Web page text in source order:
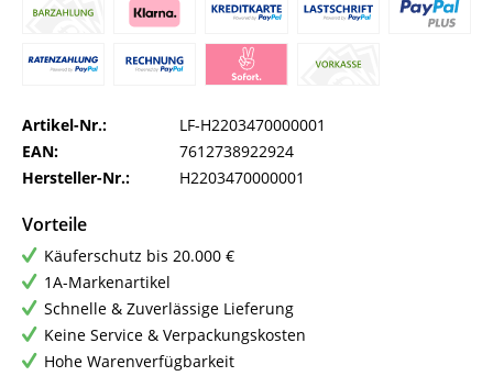
Artikel-Nr.:
LF-H2203470000001
EAN:
7612738922924
Hersteller-Nr.:
H2203470000001
Vorteile
Käuferschutz bis 20.000 €
1A-Markenartikel
Schnelle & Zuverlässige Lieferung
Keine Service & Verpackungskosten
Hohe Warenverfügbarkeit